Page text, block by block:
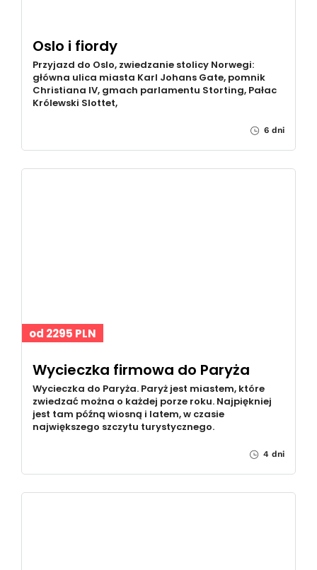
Oslo i fiordy
Przyjazd do Oslo, zwiedzanie stolicy Norwegi:
główna ulica miasta Karl Johans Gate, pomnik
Christiana IV, gmach parlamentu Storting, Pałac
Królewski Slottet,
6 dni
od 2295 PLN
Wycieczka firmowa do Paryża
Wycieczka do Paryża. Paryż jest miastem, które
zwiedzać można o każdej porze roku. Najpiękniej
jest tam późną wiosną i latem, w czasie
największego szczytu turystycznego.
4 dni